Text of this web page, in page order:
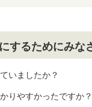
するためにみな
いましたか？
りやすかったですか？